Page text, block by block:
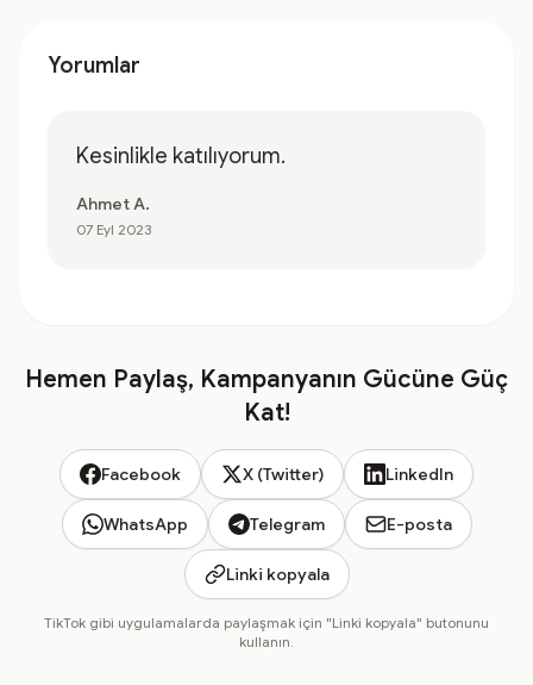
Yorumlar
Kesinlikle katılıyorum.
Ahmet A.
07 Eyl 2023
Hemen Paylaş, Kampanyanın Gücüne Güç
Kat!
Facebook X (Twitter) LinkedIn
WhatsApp Telegram E-posta
Linki kopyala
TikTok gibi uygulamalarda paylaşmak için "Linki kopyala" butonunu
kullanın.